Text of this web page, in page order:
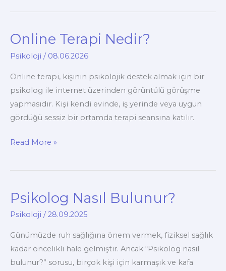
Online Terapi Nedir?
Psikoloji / 08.06.2026
Online terapi, kişinin psikolojik destek almak için bir
psikolog ile internet üzerinden görüntülü görüşme
yapmasıdır. Kişi kendi evinde, iş yerinde veya uygun
gördüğü sessiz bir ortamda terapi seansına katılır.
Online
Nedir?
Read More »
Psikolog Nasıl Bulunur?
Psikoloji /28.09.2025
Günümüzde ruh sağlığına önem vermek, fiziksel sağlık
kadar öncelikli hale gelmiştir. Ancak “Psikolog nasıl
bulunur?” sorusu, birçok kişi için karmaşık ve kafa